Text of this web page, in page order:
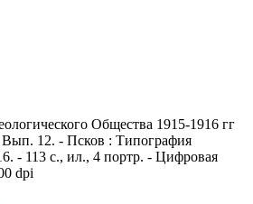
Общества 1915-1916 гг
12. - Псков : Типография
- 113 с., ил., 4 портр. - Цифровая
dpi